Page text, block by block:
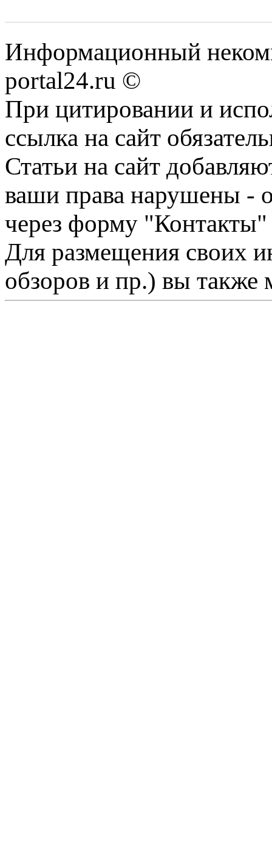
Информационный
portal24.ru ©
При цитировании и
ссылка на сайт
Статьи на сайт
ваши права нарушены -
через форму "Контакты"
Для размещения своих
обзоров и пр.) вы также